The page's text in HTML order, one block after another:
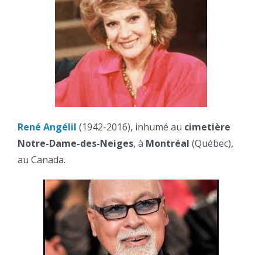
René Angélil (1942-2016), inhumé au cimetière
Notre-Dame-des-Neiges, à Montréal (Québec),
au Canada.